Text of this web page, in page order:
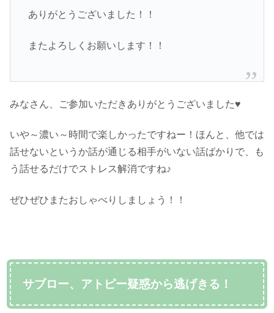
ありがとうございました！！
またよろしくお願いします！！
みなさん、ご参加いただきありがとうございました♥
いや～濃い～時間で楽しかったですねー！ほんと、他では
話せないというか話が通じる相手がいない話ばかりで、も
う話せるだけでストレス解消ですね♪
ぜひぜひまたおしゃべりしましょう！！
サブロー、アトピー疑惑から逃げきる！